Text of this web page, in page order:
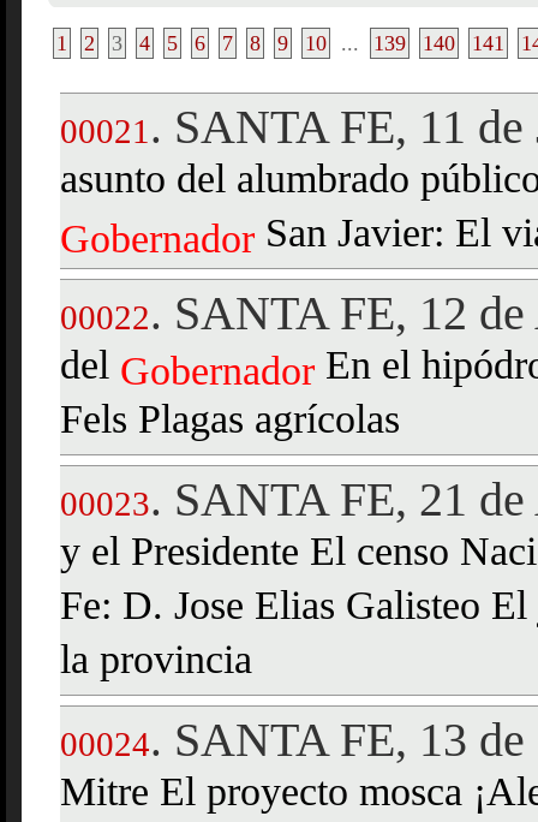
1 2 3 4 5 6 7 8 9 10 ... 139 140 141
00021 . SANTA FE, 11
asunto del alumbrado
Gobernador San Javier: El
00022. SANTA FE, 12
del Gobernador En el
Fels Plagas agrícolas
00023. SANTA FE, 21
y el Presidente El censo
Fe: D. Jose Elias Galisteo
la provincia
00024. SANTA FE, 13
Mitre El proyecto mosca